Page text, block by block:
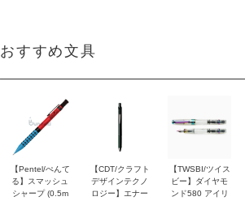
おすすめ文具
【Pentel/ぺんて
る】スマッシュ
シャープ (0.5m
【CDT/クラフト
デザインテクノ
ロジー】エナー
【TWSBI/ツイス
ビー】ダイヤモ
ンド580 アイリ